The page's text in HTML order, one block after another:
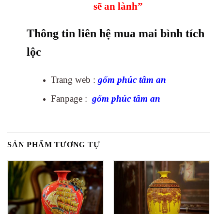
sẽ an lành”
Thông tin liên hệ mua mai bình tích
lộc
Trang web : gốm phúc tâm an
Fanpage : gốm phúc tâm an
SẢN PHẨM TƯƠNG TỰ